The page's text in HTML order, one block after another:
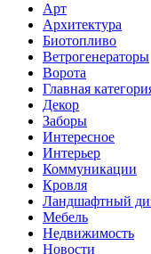
Арт
Архитектура
Биотопливо
Ветрогенераторы
Ворота
Главная
Декор
Заборы
Интересное
Интерьер
Коммуникации
Кровля
Ландшафтный
Мебель
Недвижимость
Новости